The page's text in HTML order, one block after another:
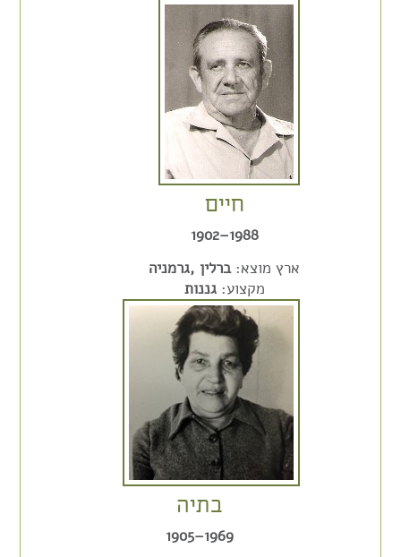
חיים
1988–1902
ארץ מוצא:ברלין ,גרמניה
מקצוע:גננות
בתיה
1969–1905